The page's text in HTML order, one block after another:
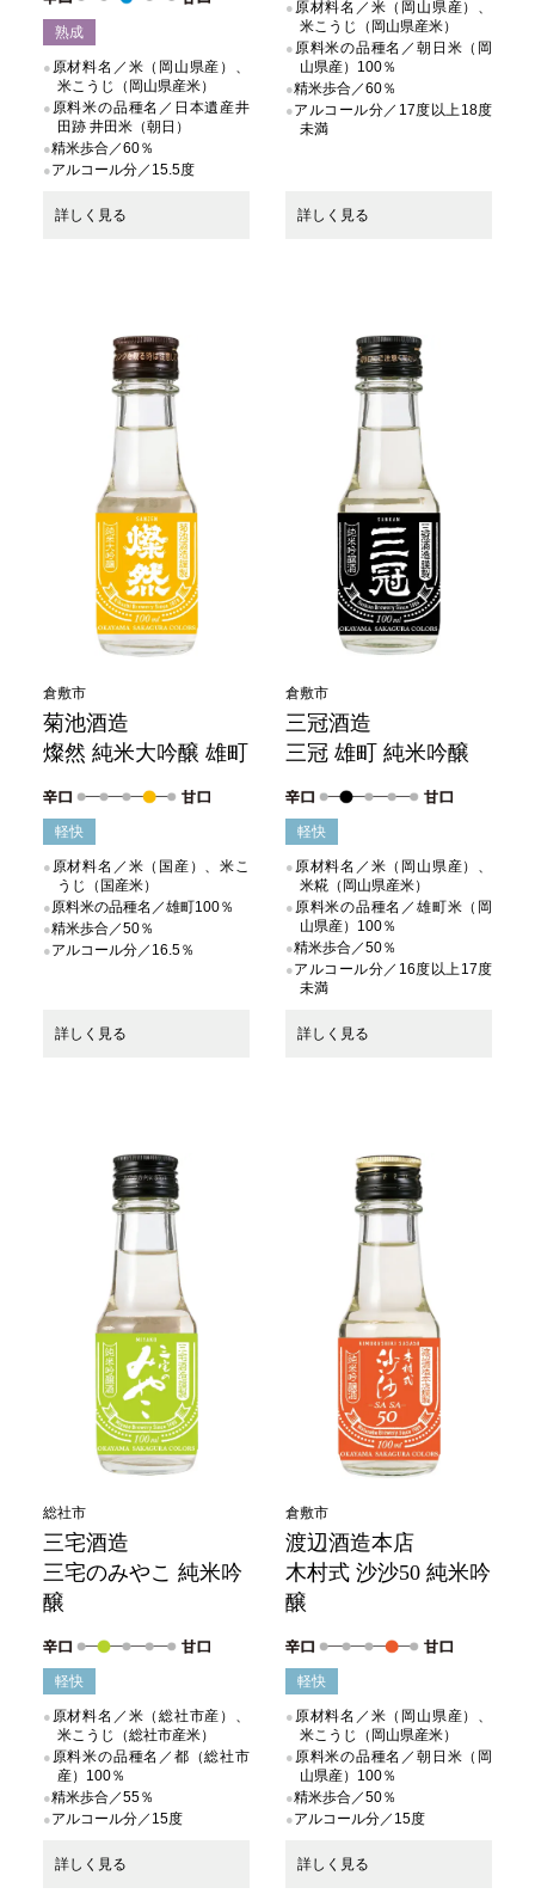
熟成
原材料名／米（岡山県産）、
米こうじ（岡山県産米）
原料米の品種名／日本遺産井
田跡 井田米（朝日）
精米歩合／60％
アルコール分／15.5度
詳しく見る
原材料名／米（岡山県産）、
米こうじ（岡山県産米）
原料米の品種名／朝日米（岡
山県産）100％
精米歩合／60％
アルコール分／17度以上18度
未満
詳しく見る
倉敷市
菊池酒造
燦然 純米大吟醸 雄町
軽快
原材料名／米（国産）、米こ
うじ（国産米）
原料米の品種名／雄町100％
精米歩合／50％
アルコール分／16.5％
詳しく見る
倉敷市
三冠酒造
三冠 雄町 純米吟醸
軽快
原材料名／米（岡山県産）、
米糀（岡山県産米）
原料米の品種名／雄町米（岡
山県産）100％
精米歩合／50％
アルコール分／16度以上17度
未満
詳しく見る
総社市
三宅酒造
三宅のみやこ 純米吟
醸
軽快
原材料名／米（総社市産）、
米こうじ（総社市産米）
原料米の品種名／都（総社市
産）100％
精米歩合／55％
アルコール分／15度
詳しく見る
倉敷市
渡辺酒造本店
木村式 沙沙50 純米吟
醸
軽快
原材料名／米（岡山県産）、
米こうじ（岡山県産米）
原料米の品種名／朝日米（岡
山県産）100％
精米歩合／50％
アルコール分／15度
詳しく見る